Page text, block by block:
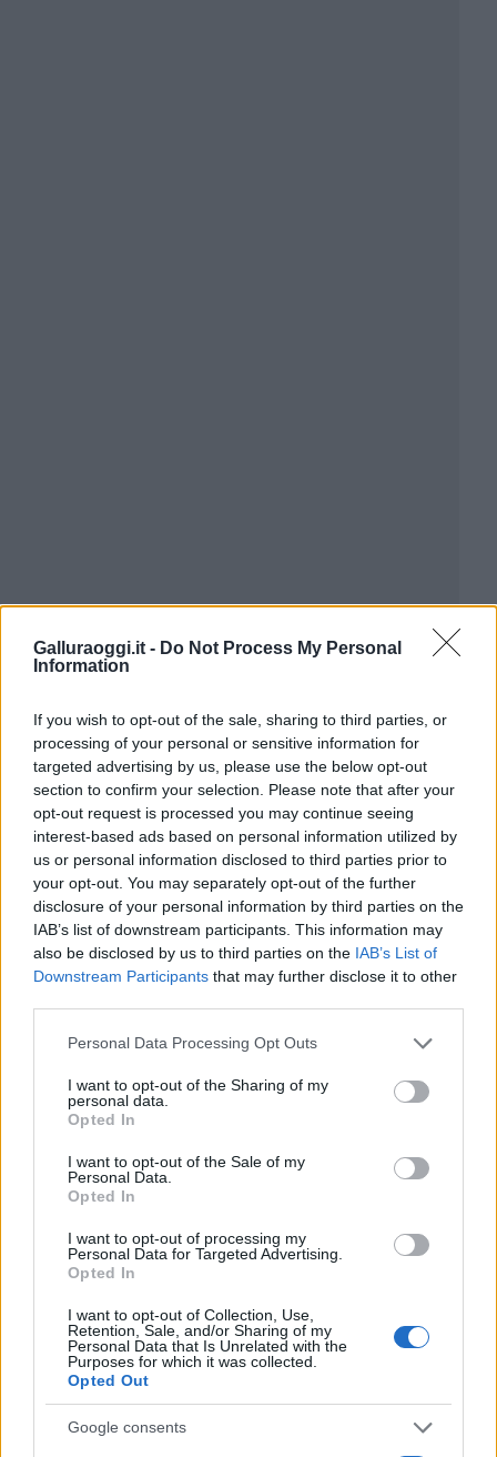
Galluraoggi.it - Do Not Process My Personal
Information
If you wish to opt-out of the sale, sharing to third parties, or
processing of your personal or sensitive information for
targeted advertising by us, please use the below opt-out
section to confirm your selection. Please note that after your
opt-out request is processed you may continue seeing
interest-based ads based on personal information utilized by
us or personal information disclosed to third parties prior to
your opt-out. You may separately opt-out of the further
disclosure of your personal information by third parties on the
IAB’s list of downstream participants. This information may
also be disclosed by us to third parties on the IAB’s List of
Downstream Participants that may further disclose it to other
Please note that this website/app uses one or more Google
not limited to your visit or usage behaviour. You may click to
grant or deny consent to Google and its third-party tags to
use your data for below specified purposes in below Google
consent section.
Personal Data Processing Opt Outs
I want to opt-out of the Sharing of my
personal data.
Opted In
I want to opt-out of the Sale of my
Personal Data.
Opted In
I want to opt-out of processing my
Personal Data for Targeted Advertising.
Opted In
I want to opt-out of Collection, Use,
Retention, Sale, and/or Sharing of my
Personal Data that Is Unrelated with the
Purposes for which it was collected.
Opted Out
Google consents